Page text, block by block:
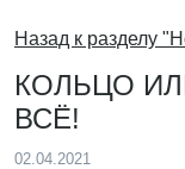
Назад к разделу
КОЛЬЦО
ВСЁ!
02.04.2021